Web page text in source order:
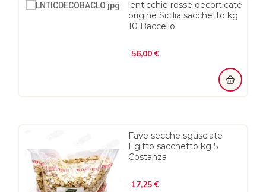
lenticchie rosse decorticate
origine Sicilia sacchetto kg
10 Baccello
56,00 €
Fave secche sgusciate
Egitto sacchetto kg 5
Costanza
17,25 €